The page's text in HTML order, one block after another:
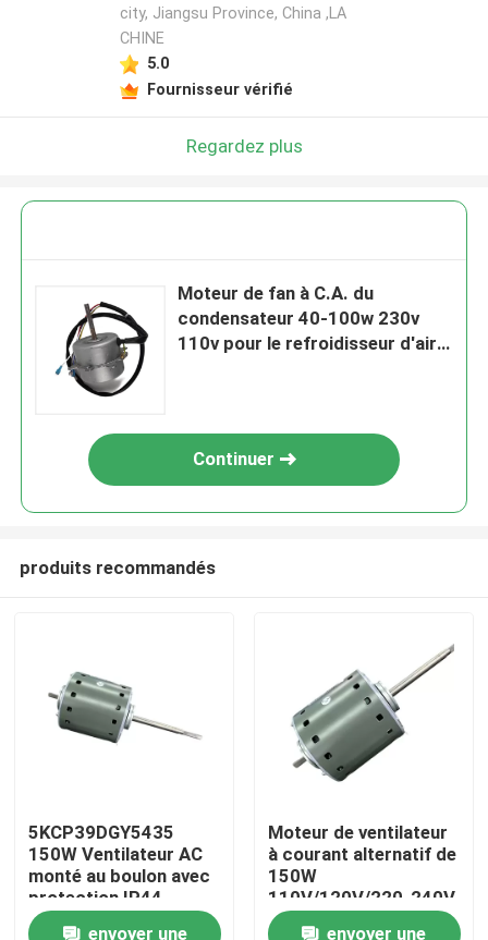
A propos de nous
Contacts
city, Jiangsu Province, China ,LA
CHINE
5.0
Fournisseur vérifié
Regardez plus
Moteur de fan à C.A. du
condensateur 40-100w 230v
110v pour le refroidisseur d'air
Continuer
produits recommandés
5KCP39DGY5435
150W Ventilateur AC
monté au boulon avec
protection IP44
envoyer une
Moteur de ventilateur
à courant alternatif de
150W
110V/120V/220-240V
couple 100% fil de
envoyer une